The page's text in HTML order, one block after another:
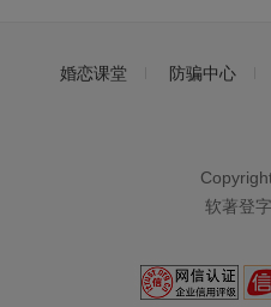
婚恋课堂 防骗中心
软著登